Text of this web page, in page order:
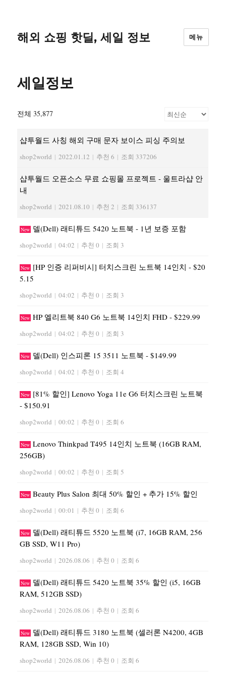
해외 쇼핑 핫딜, 세일 정보 메뉴
세일정보
전체 35,877
샵투월드 사칭 해외 구매 문자 보이스 피싱 주의보
shop2world | 2022.01.12 | 추천 6 | 조회 337206
샵투월드 오픈소스 무료 쇼핑몰 프로젝트 - 울트라샵 안
내
shop2world | 2021.08.10 | 추천 2 | 조회 336137
New 델(Dell) 래티튜드 5420 노트북 - 1년 보증 포함
shop2world | 04:02 | 추천 0 | 조회 3
New [HP 인증 리퍼비시] 터치스크린 노트북 14인치 - $20
5.15
shop2world | 04:02 | 추천 0 | 조회 3
New HP 엘리트북 840 G6 노트북 14인치 FHD - $229.99
shop2world | 04:02 | 추천 0 | 조회 3
New 델(Dell) 인스피론 15 3511 노트북 - $149.99
shop2world | 04:02 | 추천 0 | 조회 4
New [81% 할인] Lenovo Yoga 11e G6 터치스크린 노트북
- $150.91
shop2world | 00:02 | 추천 0 | 조회 6
New Lenovo Thinkpad T495 14인치 노트북 (16GB RAM,
256GB)
shop2world | 00:02 | 추천 0 | 조회 5
New Beauty Plus Salon 최대 50% 할인 + 추가 15% 할인
shop2world | 00:01 | 추천 0 | 조회 6
New 델(Dell) 래티튜드 5520 노트북 (i7, 16GB RAM, 256
GB SSD, W11 Pro)
shop2world | 2026.08.06 | 추천 0 | 조회 6
New 델(Dell) 래티튜드 5420 노트북 35% 할인 (i5, 16GB
RAM, 512GB SSD)
shop2world | 2026.08.06 | 추천 0 | 조회 6
New 델(Dell) 래티튜드 3180 노트북 (셀러론 N4200, 4GB
RAM, 128GB SSD, Win 10)
shop2world | 2026.08.06 | 추천 0 | 조회 6